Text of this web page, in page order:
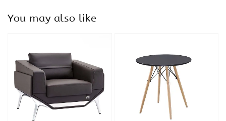
You may also like